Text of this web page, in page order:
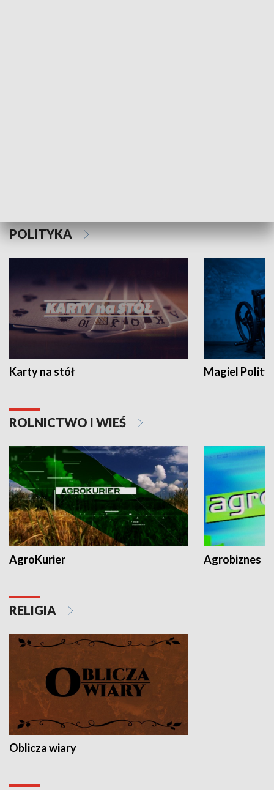
POLITYKA
Karty na stół Magiel
ROLNICTWO I WIEŚ
AgroKurier Agrobiznes
RELIGIA
Oblicza wiary